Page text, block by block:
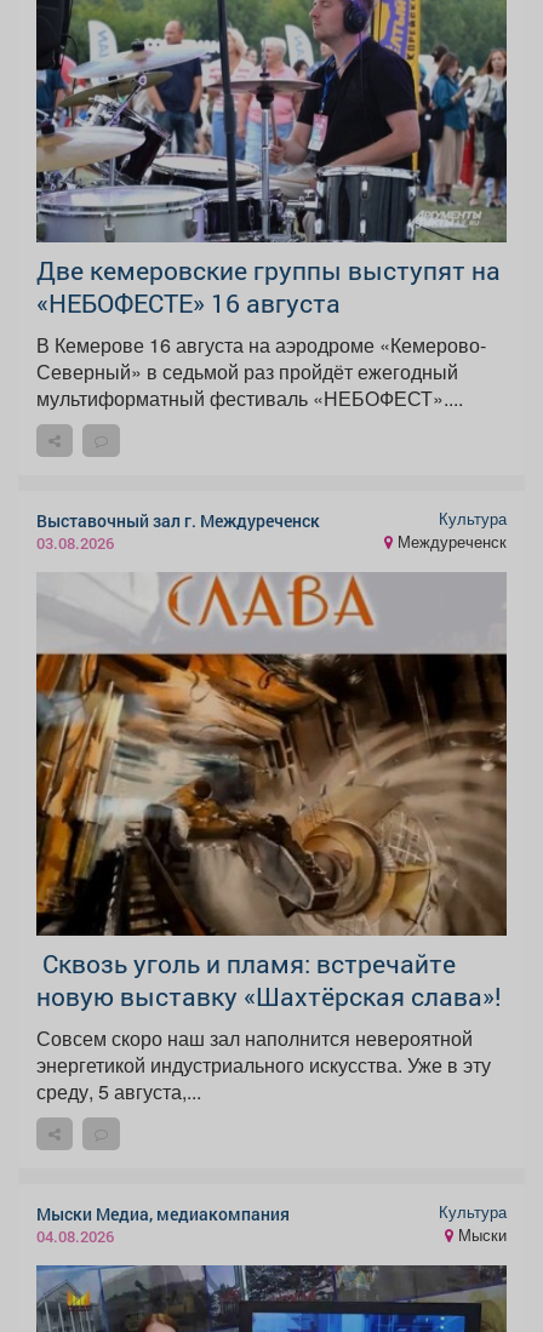
Две кемеровские группы выступят на
«НЕБОФЕСТЕ» 16 августа
В Кемерове 16 августа на аэродроме «Кемерово-
Северный» в седьмой раз пройдёт ежегодный
мультиформатный фестиваль «НЕБОФЕСТ»....
Выставочный зал г. Междуреченск
03.08.2026
Культура
Междуреченск
️ Сквозь уголь и пламя: встречайте
новую выставку «Шахтёрская слава»!
Совсем скоро наш зал наполнится невероятной
энергетикой индустриального искусства. Уже в эту
среду, 5 августа,...
Мыски Медиа, медиакомпания
04.08.2026
Культура
Мыски